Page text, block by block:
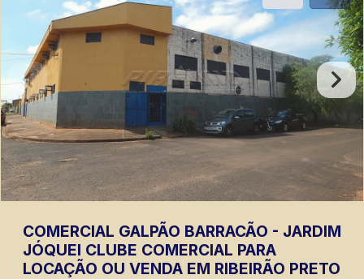
COMERCIAL GALPÃO BARRACÃO - JARDIM
JÓQUEI CLUBE COMERCIAL PARA
LOCAÇÃO OU VENDA EM RIBEIRÃO PRETO